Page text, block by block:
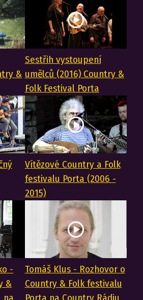
&
Sestřih vystoupení
umělců (2016) Country &
Folk Festival Porta
Vítězové Country a Folk
festivalu Porta (2006 -
2015)
-
&
Tomáš Klus - Rozhovor o
Country & Folk festivalu